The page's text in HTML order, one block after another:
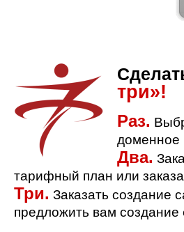
три»!
Раз.
доменное
Два.
тарифный план или
Три. Заказать создание
предложить вам